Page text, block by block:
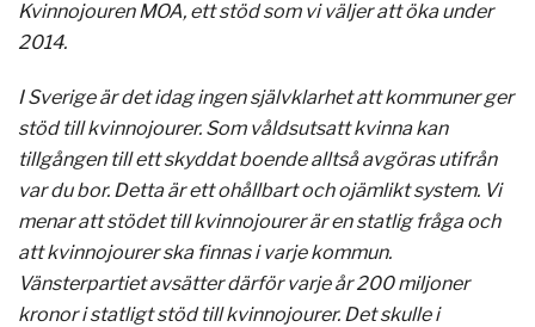
Kvinnojouren MOA, ett stöd som vi väljer att öka under
2014.
I Sverige är det idag ingen självklarhet att kommuner ger
stöd till kvinnojourer. Som våldsutsatt kvinna kan
tillgången till ett skyddat boende alltså avgöras utifrån
var du bor. Detta är ett ohållbart och ojämlikt system. Vi
menar att stödet till kvinnojourer är en statlig fråga och
att kvinnojourer ska finnas i varje kommun.
Vänsterpartiet avsätter därför varje år 200 miljoner
kronor i statligt stöd till kvinnojourer. Det skulle i